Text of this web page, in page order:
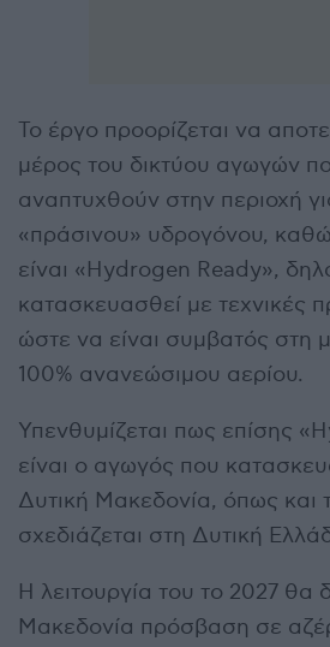
Το έργο προορίζεται να
μέρος του δικτύου αγωγών
αναπτυχθούν στην περιοχή
«πράσινου» υδρογόνου,
είναι «Hydrogen Ready»,
κατασκευασθεί με τεχνικές
ώστε να είναι συμβατός στη
100% ανανεώσιμου αερίου.
Υπενθυμίζεται πως επίσης
είναι ο αγωγός που
Δυτική Μακεδονία, όπως και
σχεδιάζεται στη Δυτική
Η λειτουργία του το 2027 θα
Μακεδονία πρόσβαση σε